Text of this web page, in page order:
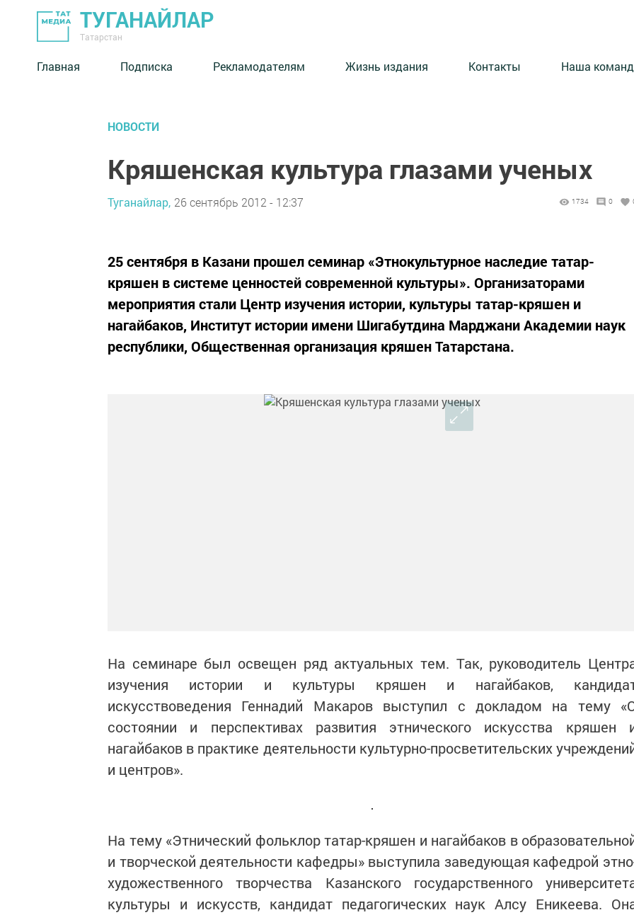
ТУГАНАЙЛАР
Татарстан
Главная Подписка Рекламодателям Жизнь издания Контакты Наша
НОВОСТИ
Кряшенская культура глазами ученых
Туганайлар, 26 сентябрь 2012 - 12:37 1734 0
25 сентября в Казани прошел семинар «Этнокультурное наследие татар-
кряшен в системе ценностей современной культуры». Организаторами
мероприятия стали Центр изучения истории, культуры татар-кряшен и
нагайбаков, Институт истории имени Шигабутдина Марджани Академии наук
республики, Общественная организация кряшен Татарстана.
На семинаре был освещен ряд актуальных тем. Так, руководитель
изучения истории и культуры кряшен и нагайбаков,
искусствоведения Геннадий Макаров выступил с докладом на тему
состоянии и перспективах развития этнического искусства кряшен
нагайбаков в практике деятельности культурно-просветительских
и центров».
На тему «Этнический фольклор татар-кряшен и нагайбаков в
и творческой деятельности кафедры» выступила заведующая кафедрой
художественного творчества Казанского государственного
культуры и искусств, кандидат педагогических наук Алсу Еникеева.